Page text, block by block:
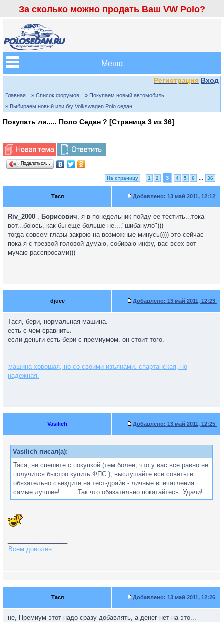
За сколько можно продать Ваш VW Polo?
Меню
Регистрация Вход
Главная » Список форумов
» Покупаем новый автомобиль
» Выбираем новый или б/у Volkswagen Polo седан
Покупать ли..... Поло Седан ? [Страница 3 из 36]
Поделиться…
На страницу 1 2 3 4 5 6 36
Тася Добавлено: 13 май 2011, 12:12
Riv_2000 , Борисович, я в понедельник пойду ее тестить...тока
вот...боюсь, как бы еще больше не...."шибануло")))
тогда совсем глазы закрою на возможные минусы)))) это сейчас
пока я с трезвой головой думаю, собираю инфу, вас всех вот
мучаю расспросами)))
djuce Добавлено: 13 май 2011, 12:23
Тася, бери, нормальная машина.
есть с чем сравнить.
если деньги есть бери с премиумом. он стоит того.
машина хорошая, но со своими изъянами. спартанская, но
надежная.
Vasilich Добавлено: 13 май 2011, 12:25
Vasilich писал(а):
Тася, не спешите с покупкой (тем более, что у вас все равно не
получится быстро купить ФПС ), выслушайте все советы и
обязательно съездите на тест-драйв - личные впечатления
самые лучшие! ....... Так что обязательно покатайтесь. Удачи!
Всем доволен
Тася Добавлено: 13 май 2011, 12:26
не, Премиум этот надо сразу добавлять, а денег нет на это...